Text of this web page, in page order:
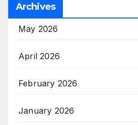
Archives
May 2026
April 2026
February 2026
January 2026